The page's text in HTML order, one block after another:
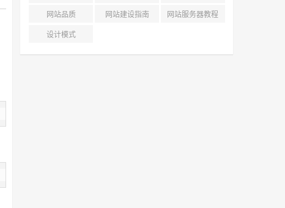
网站品质
网站建设指南
网站服务器教程
设计模式